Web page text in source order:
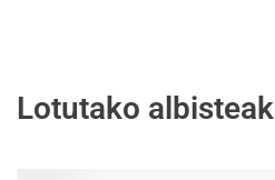
Lotutako albisteak